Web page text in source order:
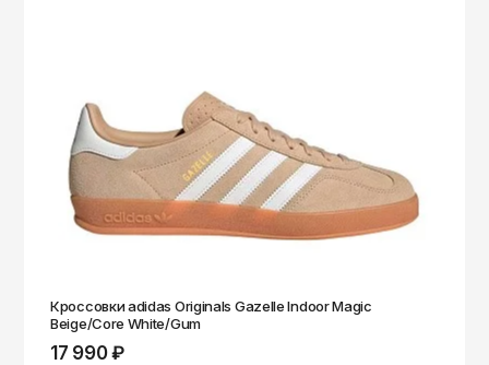
Кроссовки adidas Originals Gazelle Indoor Magic
Beige/Core White/Gum
17 990 ₽